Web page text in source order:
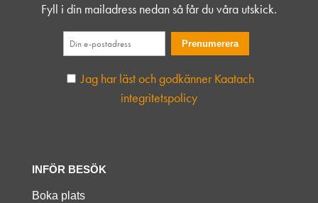
Fyll i din mailadress nedan så får du våra utskick.
Jag har läst och godkänner Kaatach
integritetspolicy
INFÖR BESÖK
Boka plats